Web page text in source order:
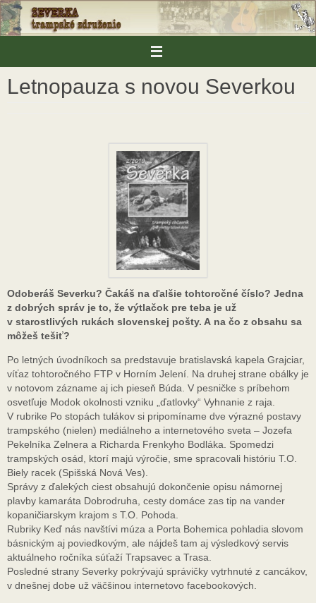
Skip
to
content
Letnopauza s novou Severkou
Odoberáš Severku? Čakáš na ďalšie tohtoročné číslo? Jedna
z dobrých správ je to, že výtlačok pre teba je už
v starostlivých rukách slovenskej pošty. A na čo z obsahu sa
môžeš tešiť?
Po letných úvodníkoch sa predstavuje bratislavská kapela Grajciar,
víťaz tohtoročného FTP v Horním Jelení. Na druhej strane obálky je
v notovom zázname aj ich pieseň Búda. V pesničke s príbehom
osvetľuje Modok okolnosti vzniku „ďatlovky“ Vyhnanie z raja.
V rubrike Po stopách tulákov si pripomíname dve výrazné postavy
trampského (nielen) mediálneho a internetového sveta – Jozefa
Pekelníka Zelnera a Richarda Frenkyho Bodláka. Spomedzi
trampských osád, ktorí majú výročie, sme spracovali históriu T.O.
Biely racek (Spišská Nová Ves).
Správy z ďalekých ciest obsahujú dokončenie opisu námornej
plavby kamaráta Dobrodruha, cesty domáce zas tip na vander
kopaničiarskym krajom s T.O. Pohoda.
Rubriky Keď nás navštívi múza a Porta Bohemica pohladia slovom
básnickým aj poviedkovým, ale nájdeš tam aj výsledkový servis
aktuálneho ročníka súťaží Trapsavec a Trasa.
Posledné strany Severky pokrývajú správičky vytrhnuté z cancákov,
v dnešnej dobe už väčšinou internetovo facebookových.